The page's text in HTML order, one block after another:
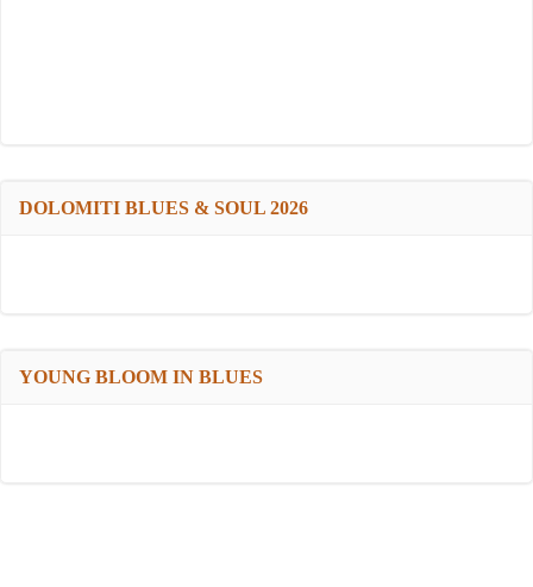
DOLOMITI BLUES & SOUL 2026
YOUNG BLOOM IN BLUES